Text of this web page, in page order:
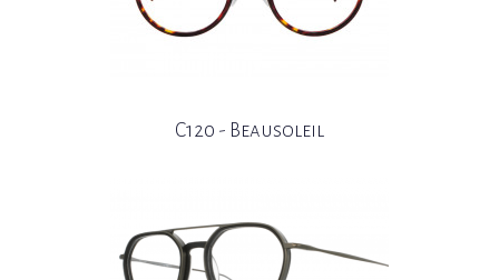
C120 - Beausoleil